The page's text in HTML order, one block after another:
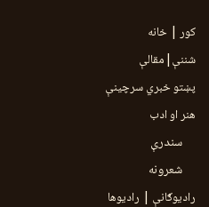
کور | خانه
شننې|مقالې
پښتو خبري سرچينې
هنر او ادب
سندرې
شعرونه
رادیوګانې | رادیوها